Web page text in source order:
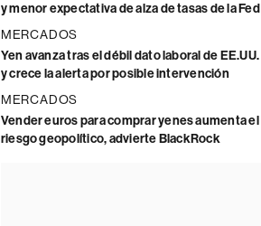
y menor expectativa de alza de tasas de la Fed
MERCADOS
Yen avanza tras el débil dato laboral de EE.UU.
y crece la alerta por posible intervención
MERCADOS
Vender euros para comprar yenes aumenta el
riesgo geopolítico, advierte BlackRock